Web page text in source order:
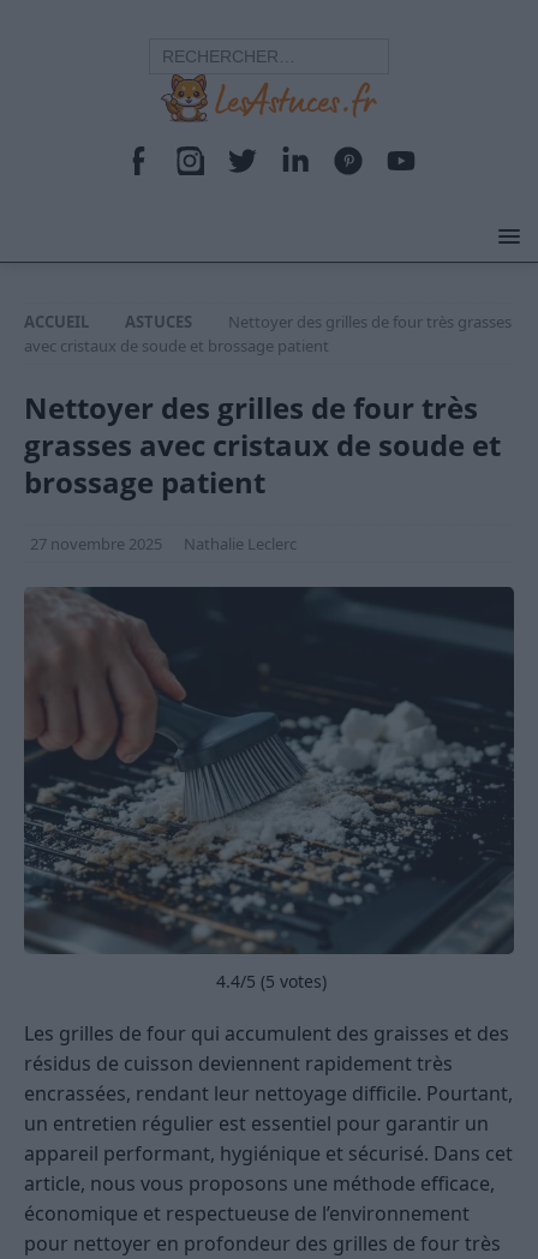
ACCUEIL ASTUCES
Nettoyer des grilles de four très grasses
avec cristaux de soude et brossage patient
Nettoyer des grilles de four très
grasses avec cristaux de soude et
brossage patient
27 novembre 2025 Nathalie Leclerc
4.4/5 (5 votes)
Les grilles de four qui accumulent des graisses et des
résidus de cuisson deviennent rapidement très
encrassées, rendant leur nettoyage difficile. Pourtant,
un entretien régulier est essentiel pour garantir un
appareil performant, hygiénique et sécurisé. Dans cet
article, nous vous proposons une méthode efficace,
économique et respectueuse de l’environnement
pour nettoyer en profondeur des grilles de four très